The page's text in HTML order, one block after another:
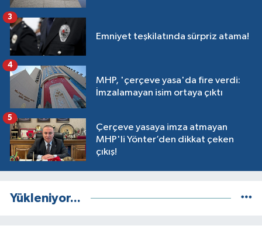
Emniyet teşkilatında sürpriz atama!
3
MHP, 'çerçeve yasa'da fire verdi:
İmzalamayan isim ortaya çıktı
4
Çerçeve yasaya imza atmayan
MHP'li Yönter’den dikkat çeken
çıkış!
5
Yükleniyor...